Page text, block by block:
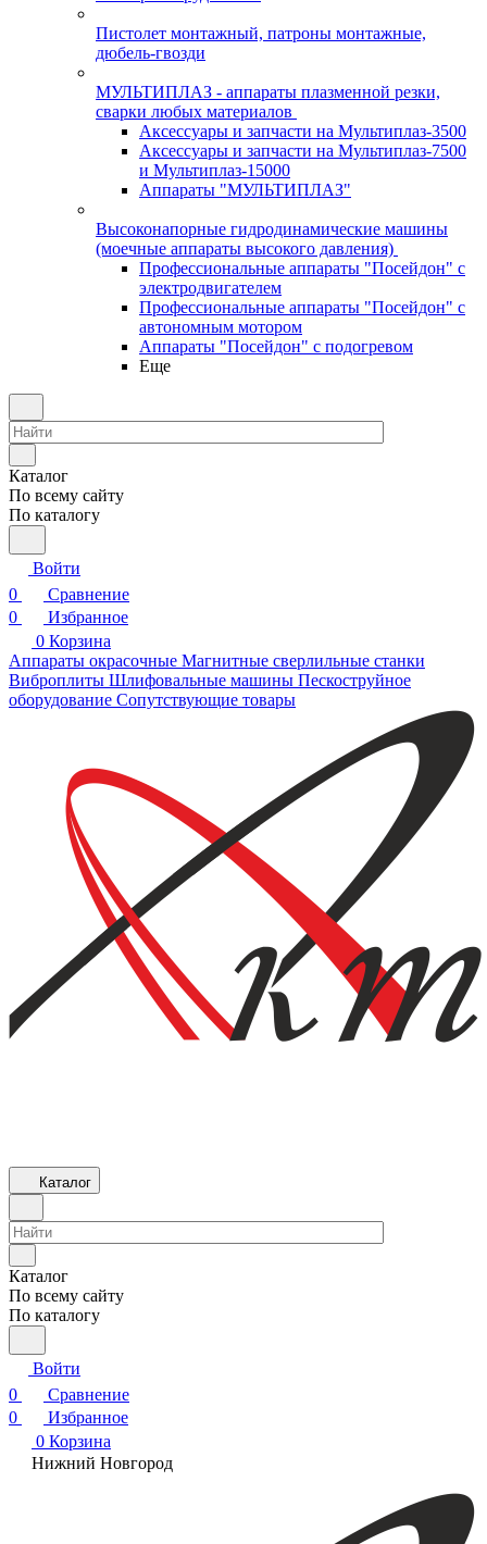
Пистолет монтажный, патроны монтажные,
дюбель-гвозди
МУЛЬТИПЛАЗ - аппараты плазменной резки,
сварки любых материалов
Аксессуары и запчасти на Мультиплаз-3500
Аксессуары и запчасти на Мультиплаз-7500
и Мультиплаз-15000
Аппараты "МУЛЬТИПЛАЗ"
Высоконапорные гидродинамические машины
(моечные аппараты высокого давления)
Профессиональные аппараты "Посейдон" с
электродвигателем
Профессиональные аппараты "Посейдон" с
автономным мотором
Аппараты "Посейдон" с подогревом
Еще
Каталог
По всему сайту
По каталогу
Войти
0
Сравнение
0
Избранное
0 Корзина
Аппараты окрасочные Магнитные сверлильные станки
Виброплиты Шлифовальные машины Пескоструйное
оборудование Сопутствующие товары
Каталог
Каталог
По всему сайту
По каталогу
Войти
0
Сравнение
0
Избранное
0 Корзина
Нижний Новгород